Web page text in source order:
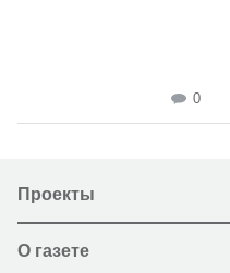
0
Проекты
О газете